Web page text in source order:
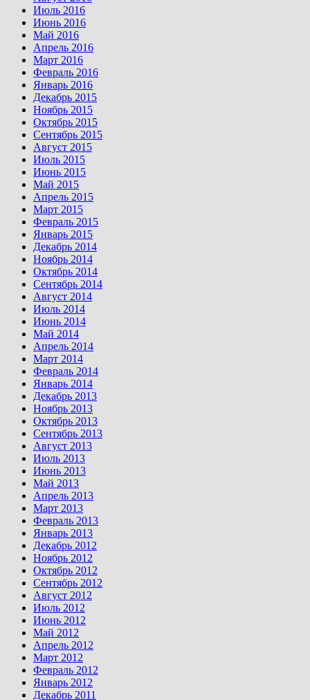
Июль 2016
Июнь 2016
Май 2016
Апрель 2016
Март 2016
Февраль 2016
Январь 2016
Декабрь 2015
Ноябрь 2015
Октябрь 2015
Сентябрь 2015
Август 2015
Июль 2015
Июнь 2015
Май 2015
Апрель 2015
Март 2015
Февраль 2015
Январь 2015
Декабрь 2014
Ноябрь 2014
Октябрь 2014
Сентябрь 2014
Август 2014
Июль 2014
Июнь 2014
Май 2014
Апрель 2014
Март 2014
Февраль 2014
Январь 2014
Декабрь 2013
Ноябрь 2013
Октябрь 2013
Сентябрь 2013
Август 2013
Июль 2013
Июнь 2013
Май 2013
Апрель 2013
Март 2013
Февраль 2013
Январь 2013
Декабрь 2012
Ноябрь 2012
Октябрь 2012
Сентябрь 2012
Август 2012
Июль 2012
Июнь 2012
Май 2012
Апрель 2012
Март 2012
Февраль 2012
Январь 2012
Декабрь 2011